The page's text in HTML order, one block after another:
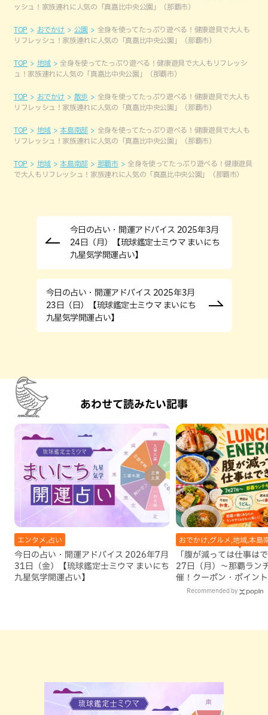
ッシュ！家族連れに人気の「真嘉比中央公園」（那覇市）
TOP おでかけ 公園
全身を使ってたっぷり遊べる！健康遊具で大人も
リフレッシュ！家族連れに人気の「真嘉比中央公園」（那覇市）
TOP 地域
全身を使ってたっぷり遊べる！健康遊具で大人もリフレッシ
ュ！家族連れに人気の「真嘉比中央公園」（那覇市）
TOP おでかけ 散歩
全身を使ってたっぷり遊べる！健康遊具で大人も
リフレッシュ！家族連れに人気の「真嘉比中央公園」（那覇市）
TOP 地域 本島南部
全身を使ってたっぷり遊べる！健康遊具で大人も
リフレッシュ！家族連れに人気の「真嘉比中央公園」（那覇市）
TOP 地域 本島南部 那覇市
全身を使ってたっぷり遊べる！健康遊具
で大人もリフレッシュ！家族連れに人気の「真嘉比中央公園」（那覇市）
今日の占い・開運アドバイス 2025年3月
24日（月）【琉球鑑定士ミウマ まいにち
九星気学開運占い】
今日の占い・開運アドバイス 2025年3月
23日（日）【琉球鑑定士ミウマ まいにち
九星気学開運占い】
あわせて読みたい記事
エンタメ,占い
今日の占い・開運アドバイス 2026年7月
31日（金）【琉球鑑定士ミウマ まいにち
九星気学開運占い】
おでかけ,グルメ,地域,本島
「腹が減っては仕事は
27日（月）〜那覇ラン
催！クーポン・ポイン
ズが当たる12日間
Recommended by